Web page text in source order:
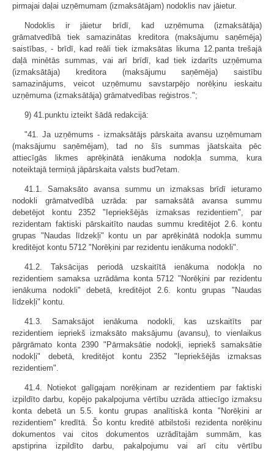
pirmajai daļai uzņēmumam (izmaksātājam) nodoklis nav jāietur.
Nodoklis ir jāietur brīdī, kad uzņēmuma (izmaksātāja)
grāmatvedībā tiek samazinātas kreditora (maksājumu saņēmēja)
saistības, - brīdī, kad reāli tiek izmaksātas likuma 12.panta trešajā
daļā minētās summas, vai arī brīdī, kad tiek izdarīts uzņēmuma
(izmaksātāja) kreditora (maksājumu saņēmēja) saistību
samazinājums, veicot uzņēmumu savstarpējo norēķinu ieskaitu
uzņēmuma (izmaksātāja) grāmatvedības reģistros.";
9) 41.punktu izteikt šādā redakcijā:
"41. Ja uzņēmums - izmaksātājs pārskaita avansu uzņēmumam
(maksājumu saņēmējam), tad no šīs summas jāatskaita pēc
attiecīgās likmes aprēķinātā ienākuma nodokļa summa, kura
noteiktajā termiņā jāpārskaita valsts bud?etam.
41.1. Samaksāto avansa summu un izmaksas brīdī ieturamo
nodokli grāmatvedībā uzrāda: par samaksātā avansa summu
debetējot kontu 2352 "Iepriekšējās izmaksas rezidentiem", par
rezidentam faktiski pārskaitīto naudas summu kreditējot 2.6. kontu
grupas "Naudas līdzekļi" kontu un par aprēķinātā nodokļa summu
kreditējot kontu 5712 "Norēķini par rezidentu ienākuma nodokli".
41.2. Taksācijas periodā uzskaitītā ienākuma nodokļa no
rezidentiem samaksa uzrādāma konta 5712 "Norēķini par rezidentu
ienākuma nodokli" debetā, kreditējot 2.6. kontu grupas "Naudas
līdzekļi" kontu.
41.3. Samaksājot ienākuma nodokli, kas uzskaitīts par
rezidentiem iepriekš izmaksāto maksājumu (avansu), to vienlaikus
pārgrāmato konta 2390 "Pārmaksātie nodokļi, iepriekš samaksātie
nodokļi" debetā, kreditējot kontu 2352 "Iepriekšējās izmaksas
rezidentiem".
41.4. Notiekot galīgajam norēķinam ar rezidentiem par faktiski
izpildīto darbu, kopējo pakalpojuma vērtību uzrāda attiecīgo izmaksu
konta debetā un 5.5. kontu grupas analītiskā konta "Norēķini ar
rezidentiem" kredītā. Šo kontu kreditē atbilstoši rezidenta norēķinu
dokumentos vai citos dokumentos uzrādītajām summām, kas
apstiprina izpildīto darbu, pakalpojumu vai arī citu vērtību